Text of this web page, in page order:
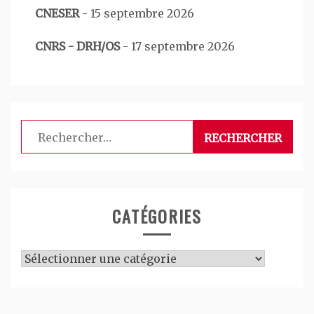
CNESER- 15 septembre 2026
CNRS - DRH/OS- 17 septembre 2026
Rechercher :
CATÉGORIES
Catégories